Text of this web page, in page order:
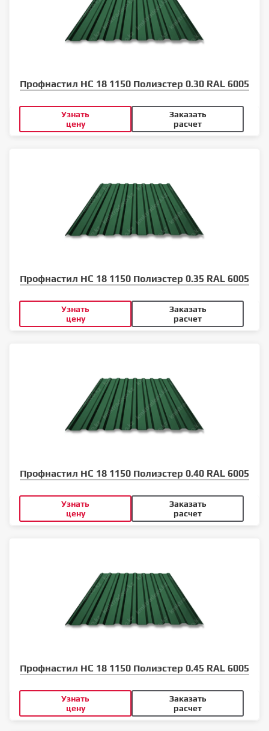
Профнастил НС 18 1150 Полиэстер 0.30 RAL 6005
Узнать
цену
Заказать
расчет
Профнастил НС 18 1150 Полиэстер 0.35 RAL 6005
Узнать
цену
Заказать
расчет
Профнастил НС 18 1150 Полиэстер 0.40 RAL 6005
Узнать
цену
Заказать
расчет
Профнастил НС 18 1150 Полиэстер 0.45 RAL 6005
Узнать
цену
Заказать
расчет